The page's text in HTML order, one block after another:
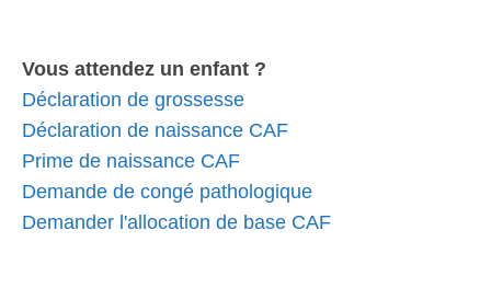
Vous attendez un enfant ?
Déclaration de grossesse
Déclaration de naissance CAF
Prime de naissance CAF
Demande de congé pathologique
Demander l'allocation de base CAF